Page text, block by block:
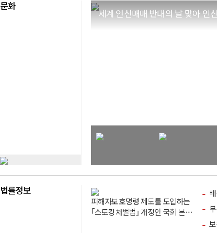
문화
세계 인신매매 반대의 날 맞아 인
K-뷰티, 부처협업·민관협력으범죄예방위원, 범죄없는 밝고
동작구 청
법률정보
피해자보호명령 제도를 도입하는
｢스토킹처벌법｣ 개정안 국회 본회
부